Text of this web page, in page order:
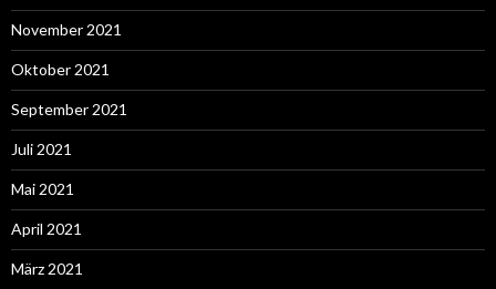
November 2021
Oktober 2021
September 2021
Juli 2021
Mai 2021
April 2021
März 2021